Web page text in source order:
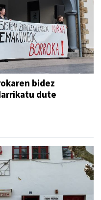
bidez
dute